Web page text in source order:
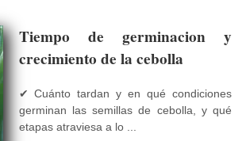
Tiempo de germinacion y
crecimiento de la cebolla
✔ Cuánto tardan y en qué condiciones
germinan las semillas de cebolla, y qué
etapas atraviesa a lo ...